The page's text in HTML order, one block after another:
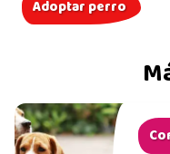
Adoptar perro